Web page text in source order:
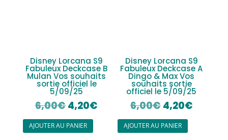
Disney Lorcana S9
Fabuleux Deckcase B
Mulan Vos souhaits
sortie officiel le
5/09/25
6,00€Le
prix
initial
4,20€
prix
actuel
AJOUTER AU PANIER
Disney Lorcana S9
Fabuleux Deckcase A
Dingo & Max Vos
souhaits sortie
officiel le 5/09/25
6,00€Le
prix
initial
4,20€Le
AJOUTER AU PANIER